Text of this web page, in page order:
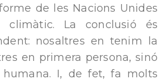
de les Nacions Unides
climàtic. La conclusió és
nosaltres en tenim la
en primera persona, sinó
I, de fet, fa molts